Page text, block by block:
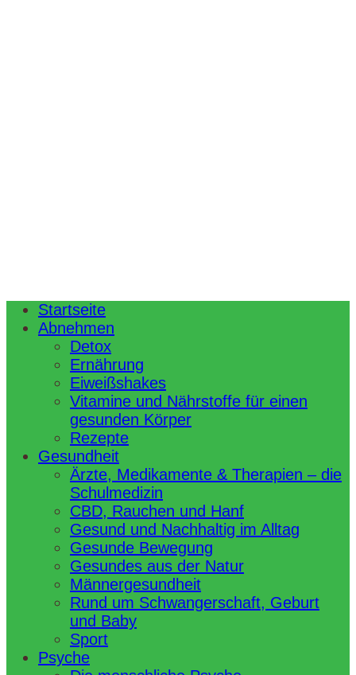
Startseite
Abnehmen
Detox
Ernährung
Eiweißshakes
Vitamine und Nährstoffe für einen
gesunden Körper
Rezepte
Gesundheit
Ärzte, Medikamente & Therapien – die
Schulmedizin
CBD, Rauchen und Hanf
Gesund und Nachhaltig im Alltag
Gesunde Bewegung
Gesundes aus der Natur
Männergesundheit
Rund um Schwangerschaft, Geburt
und Baby
Sport
Psyche